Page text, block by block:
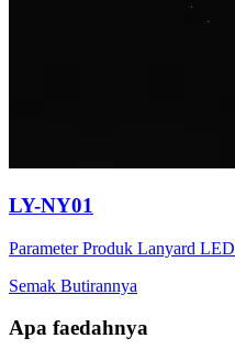
LY-NY01
Parameter Produk Lanyard LED
Semak Butirannya
Apa faedahnya